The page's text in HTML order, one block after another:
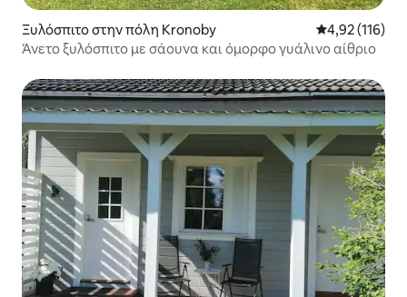
Ξυλόσπιτο στην πόλη Kronoby Μέση
4,92 (116)
Άνετο ξυλόσπιτο με σάουνα και όμορφο γυάλινο αίθριο